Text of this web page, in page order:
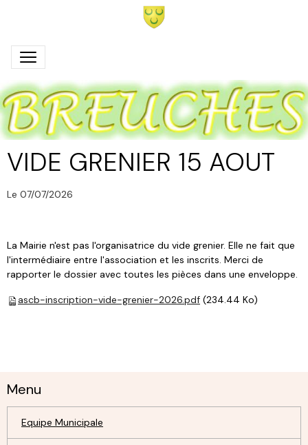
VIDE GRENIER 15 AOUT
Le 07/07/2026
La Mairie n'est pas l'organisatrice du vide grenier. Elle ne fait que
l'intermédiaire entre l'association et les inscrits. Merci de
rapporter le dossier avec toutes les pièces dans une enveloppe.
ascb-inscription-vide-grenier-2026.pdf (234.44 Ko)
Menu
Equipe Municipale